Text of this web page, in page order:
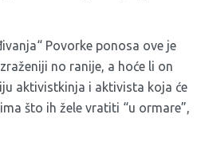
Povorke ponosa ove je
no ranije, a hoće li on
aktivistkinja i aktivista koja će
što ih žele vratiti “u ormare”,